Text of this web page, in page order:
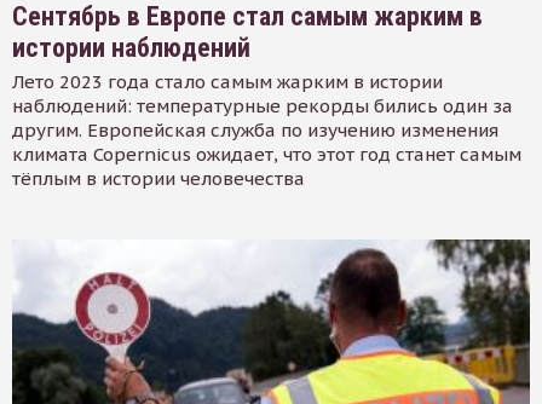
Сентябрь в Европе стал самым жарким в
истории наблюдений
Лето 2023 года стало самым жарким в истории
наблюдений: температурные рекорды бились один за
другим. Европейская служба по изучению изменения
климата Copernicus ожидает, что этот год станет самым
тёплым в истории человечества